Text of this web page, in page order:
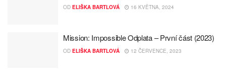
OD ELIŠKA BARTLOVÁ 16 KVĚTNA, 2024
Mission: Impossible Odplata – První část (2023)
OD ELIŠKA BARTLOVÁ 12 ČERVENCE, 2023